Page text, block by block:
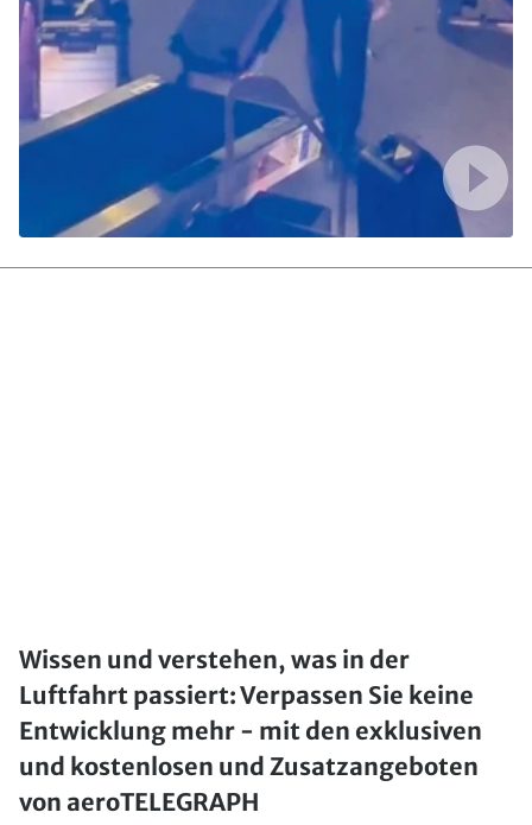
Wissen und verstehen, was in der
Luftfahrt passiert: Verpassen Sie keine
Entwicklung mehr - mit den exklusiven
und kostenlosen und Zusatzangeboten
von aeroTELEGRAPH